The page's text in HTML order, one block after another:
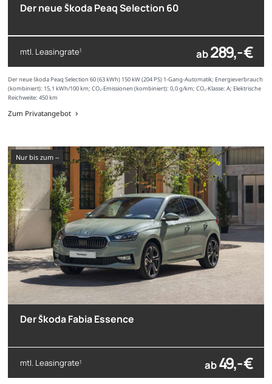
Der neue Škoda Peaq Selection 60
mtl. Leasingrate1 ab289,- €
Der neue Škoda Peaq Selection 60 (63 kWh) 150 kW (204 PS) 1-Gang-Automatik; Energieverbrauch
(kombiniert): 15,1 kWh/100 km; CO₂-Emissionen (kombiniert): 0,0 g/km; CO₂-Klasse: A; Elektrische
Reichweite: 450 km
Zum Privatangebot
nur bis zum --
Der Škoda Fabia Essence
mtl. Leasingrate1 ab49,- €